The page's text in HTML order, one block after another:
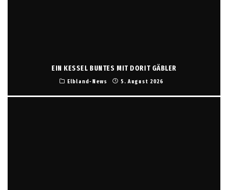
EIN KESSEL BUNTES MIT DORIT GÄBLER
Elbland-News 5. August 2026